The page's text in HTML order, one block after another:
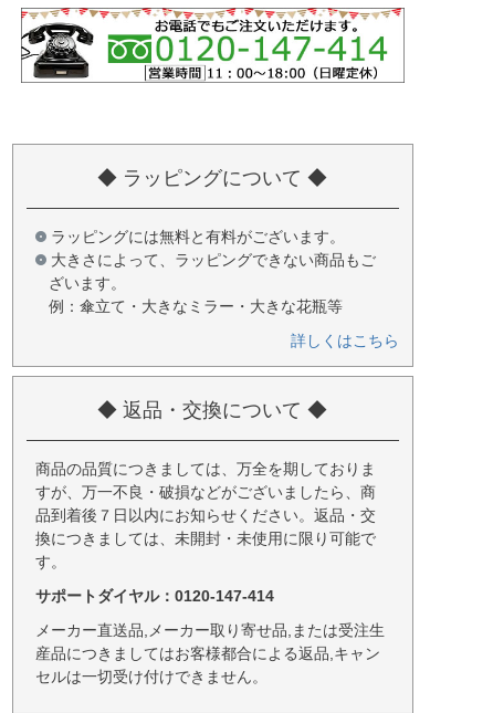
◆ ラッピングについて ◆
ラッピングには無料と有料がございます。
大きさによって、ラッピングできない商品もご
ざいます。
例：傘立て・大きなミラー・大きな花瓶等
詳しくはこちら
◆ 返品・交換について ◆
商品の品質につきましては、万全を期しておりま
すが、万一不良・破損などがございましたら、商
品到着後７日以内にお知らせください。返品・交
換につきましては、未開封・未使用に限り可能で
す。
サポートダイヤル：0120-147-414
メーカー直送品,メーカー取り寄せ品,または受注生
産品につきましてはお客様都合による返品,キャン
セルは一切受け付けできません。